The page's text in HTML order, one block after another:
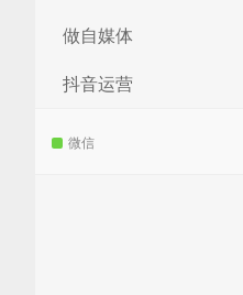
做自媒体
抖音运营
微信